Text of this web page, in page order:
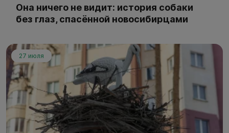
Она ничего не видит: история собаки
без глаз, спасённой новосибирцами
27 июля